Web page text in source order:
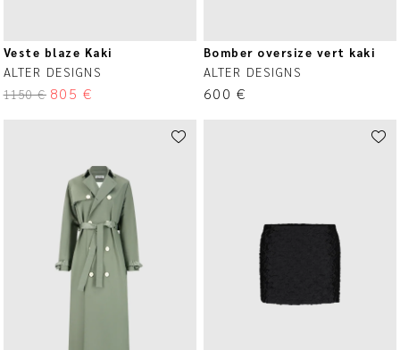
Veste blaze Kaki
ALTER DESIGNS
1150€ 805 €
Bomber oversize vert kaki
ALTER DESIGNS
600 €